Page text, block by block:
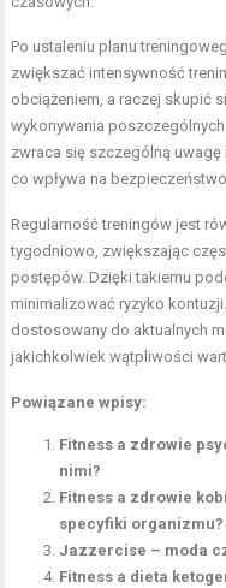
Po ustaleniu planu
zwiększać intensywność
obciążeniem, a raczej skupić
wykonywania
zwraca się szczególną
co wpływa na
Regularność treningów jest
tygodniowo, zwiększając
postępów. Dzięki takiemu
minimalizować ryzyko
dostosowany do aktualnych
jakichkolwiek wątpliwości
Powiązane wpisy:
Fitness a zdrowie
nimi?
Fitness a zdrowie
specyfiki organizmu?
Jazzercise – moda
Fitness a dieta